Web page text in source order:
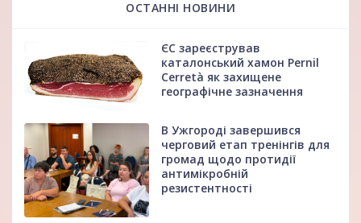
ОСТАННІ НОВИНИ
ЄС зареєстрував
каталонський хамон Pernil
Cerretà як захищене
географічне зазначення
В Ужгороді завершився
черговий етап тренінгів для
громад щодо протидії
антимікробній
резистентності